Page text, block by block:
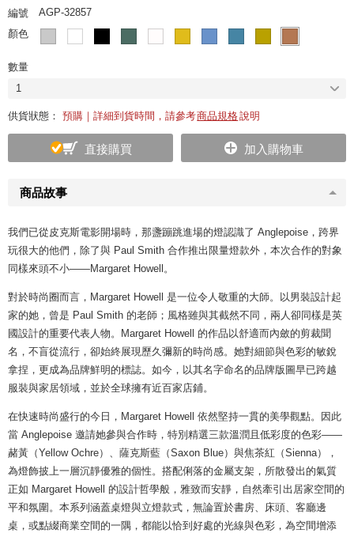
商品故事
我們已從皮克斯電影開場時，那盞蹦跳進場的燈認識了 Anglepoise，跨界
玩很大的他們，除了與 Paul Smith 合作推出限量燈款外，本次合作的對象
同樣來頭不小——Margaret Howell。
對於時尚圈而言，Margaret Howell 是一位令人敬重的大師。以男裝設計起
家的她，曾是 Paul Smith 的老師；風格雖與其截然不同，兩人卻同樣是英
國設計的重要代表人物。Margaret Howell 的作品以舒適而內斂的剪裁聞
名，不盲從流行，卻始終展現歷久彌新的時尚感。她對細節與色彩的敏銳
拿捏，更成為品牌鮮明的標誌。如今，以其名字命名的品牌版圖早已跨越
服裝與家居領域，並於全球擁有近百家店鋪。
在快速時尚盛行的今日，Margaret Howell 依然堅持一貫的美學觀點。因此
當 Anglepoise 邀請她參與合作時，特別精選三款溫潤且低彩度的色彩——
赭黃（Yellow Ochre）、薩克斯藍（Saxon Blue）與焦茶紅（Sienna），
為燈飾披上一層沉靜優雅的個性。搭配俐落的金屬支架，所散發出的氣質
正如 Margaret Howell 的設計哲學般，雅致而安靜，自然牽引出居家空間的
平和氛圍。本系列涵蓋桌燈與立燈款式，無論置於書房、床頭、客廳邊
桌，或點綴商業空間的一隅，都能以恰到好處的光線與色彩，為空間增添
編號
AGP-32857
顏色
數量
1
供貨狀態： 預購｜詳細到貨時間，請參考商品規格說明
直接購買 加入購物車